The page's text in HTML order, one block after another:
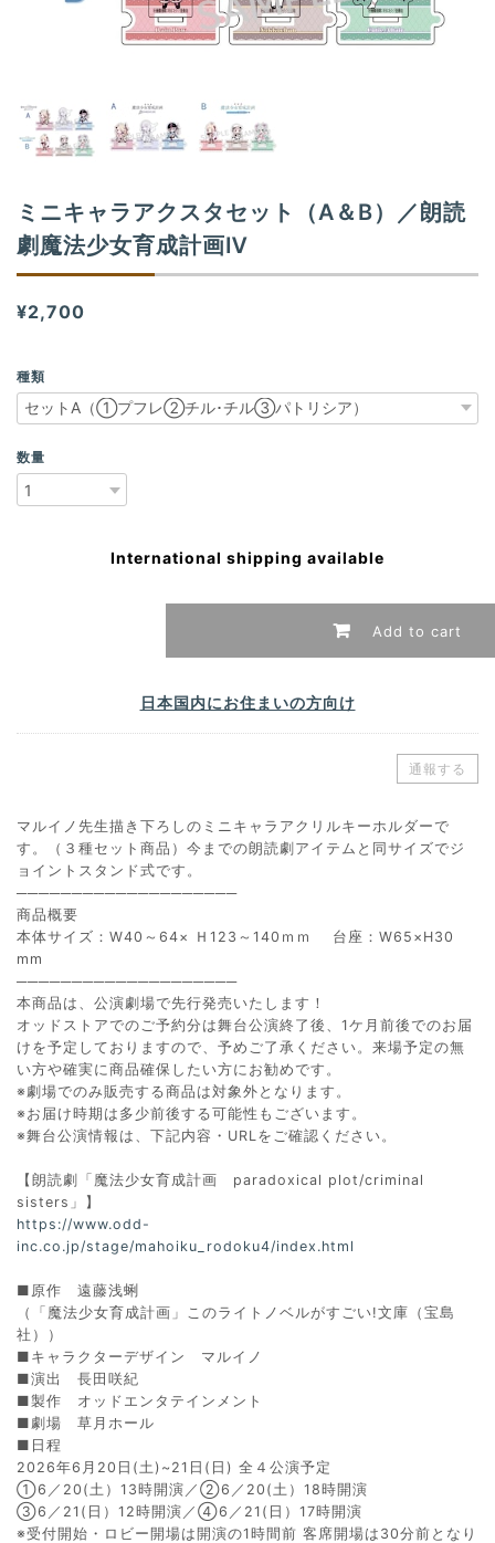
ミニキャラアクスタセット（A＆B）／朗読
劇魔法少女育成計画Ⅳ
¥2,700
種類
数量
International shipping available
Add to cart
日本国内にお住まいの方向け
通報する
マルイノ先生描き下ろしのミニキャラアクリルキーホルダーで
す。（３種セット商品）今までの朗読劇アイテムと同サイズでジ
ョイントスタンド式です。
────────────────────
商品概要
本体サイズ：W40～64× Ｈ123～140ｍｍ 台座：W65×H30
mm
────────────────────
本商品は、公演劇場で先行発売いたします！
オッドストアでのご予約分は舞台公演終了後、1ケ月前後でのお届
けを予定しておりますので、予めご了承ください。来場予定の無
い方や確実に商品確保したい方にお勧めです。
※劇場でのみ販売する商品は対象外となります。
※お届け時期は多少前後する可能性もございます。
※舞台公演情報は、下記内容・URLをご確認ください。
【朗読劇「魔法少女育成計画 paradoxical plot/criminal
sisters」】
https://www.odd-
inc.co.jp/stage/mahoiku_rodoku4/index.html
■原作 遠藤浅蜊
（「魔法少女育成計画」このライトノベルがすごい!文庫（宝島
社））
■キャラクターデザイン マルイノ
■演出 長田咲紀
■製作 オッドエンタテインメント
■劇場 草月ホール
■日程
2026年6月20日(土)~21日(日) 全４公演予定
①6／20(土）13時開演／②6／20(土）18時開演
③6／21(日）12時開演／④6／21(日）17時開演
※受付開始・ロビー開場は開演の1時間前 客席開場は30分前となり